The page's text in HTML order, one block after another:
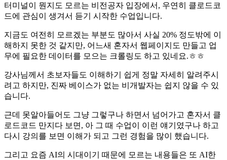
터미널이 뭔지도 모르는 비전공자 입장에서, 우연히 클로드코
드에 관심이 생겨서 듣기 시작한 수업입니다.
지금도 여전히 모르겠는 부분도 많아서 사실 20% 정도밖에 이
해하지 못한 것 같지만, 어느새 혼자서 웹페이지도 만들고 업
무에 필요한 데이터를 모으는 크롤링도 하고 있네요.ㅎㅎ
강사님께서 초보자들도 이해하기 쉽게 정말 자세히 알려주시
려고 하지만, 진짜 베이스가 없는 비개발자는 쉽지 않을 수 있
습니다.
근데 못알아들어도 그냥 그렇구나 하면서 넘어가고 혼자서 클
로드코드 만지다 보면, 아 그 때 수업이 이런 얘기였구나 하고
다시 강의를 보면 이해가 되고 그런 경험을 많이 했습니다.
그리고 요즘 AI의 시대이기 때문에 모르는 내용들은 또 AI한